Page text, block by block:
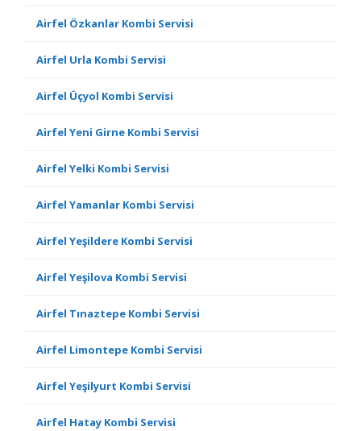
Airfel Özkanlar Kombi Servisi
Airfel Urla Kombi Servisi
Airfel Üçyol Kombi Servisi
Airfel Yeni Girne Kombi Servisi
Airfel Yelki Kombi Servisi
Airfel Yamanlar Kombi Servisi
Airfel Yeşildere Kombi Servisi
Airfel Yeşilova Kombi Servisi
Airfel Tınaztepe Kombi Servisi
Airfel Limontepe Kombi Servisi
Airfel Yeşilyurt Kombi Servisi
Airfel Hatay Kombi Servisi